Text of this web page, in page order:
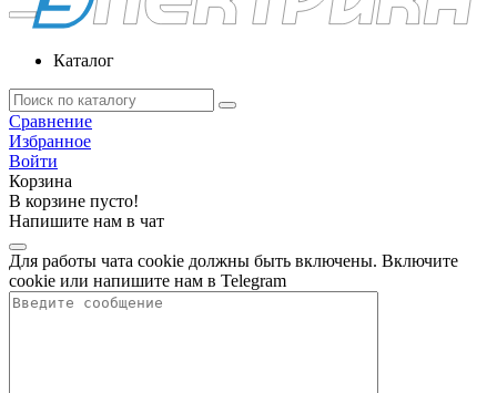
Каталог
Сравнение
Избранное
Войти
Корзина
В корзине пусто!
Напишите нам в чат
Для работы чата cookie должны быть включены. Включите
cookie или напишите нам в Telegram